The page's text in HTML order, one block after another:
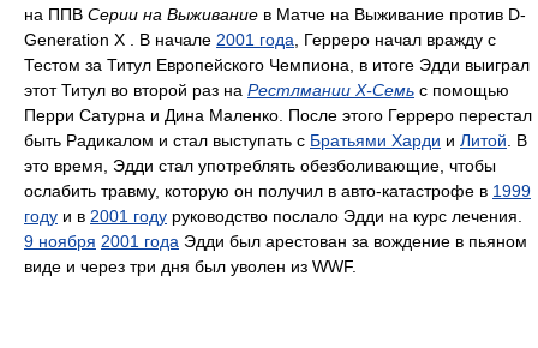
на ППВ Серии на Выживание в Матче на Выживание против D-
Generation X . В начале 2001 года , Герреро начал вражду c
Тестом за Титул Европейского Чемпиона, в итоге Эдди выиграл
этот Титул во второй раз на Рестлмании Х-Семь с помощью
Перри Сатурна и Дина Маленко. После этого Герреро перестал
быть Радикалом и стал выступать с Братьями Харди и Литой . В
это время, Эдди стал употреблять обезболивающие, чтобы
ослабить травму, которую он получил в авто-катастрофе в 1999
году и в 2001 году руководство послало Эдди на курс лечения.
9 ноября 2001 года Эдди был арестован за вождение в пьяном
виде и через три дня был уволен из WWF.